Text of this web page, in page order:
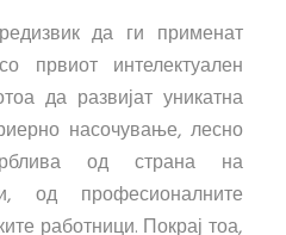
да ги применат
првиот интелектуален
да развијат уникатна
насочување, лесно
од страна на
од професионалните
работници. Покрај тоа,